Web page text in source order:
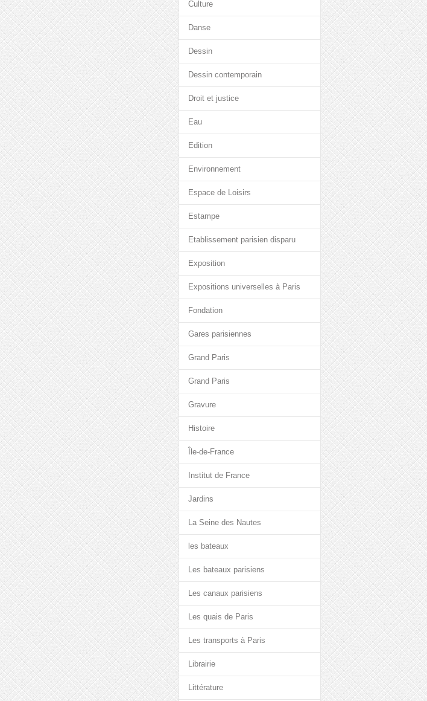
Culture
Danse
Dessin
Dessin contemporain
Droit et justice
Eau
Edition
Environnement
Espace de Loisirs
Estampe
Etablissement parisien disparu
Exposition
Expositions universelles à Paris
Fondation
Gares parisiennes
Grand Paris
Grand Paris
Gravure
Histoire
Île-de-France
Institut de France
Jardins
La Seine des Nautes
les bateaux
Les bateaux parisiens
Les canaux parisiens
Les quais de Paris
Les transports à Paris
Librairie
Littérature